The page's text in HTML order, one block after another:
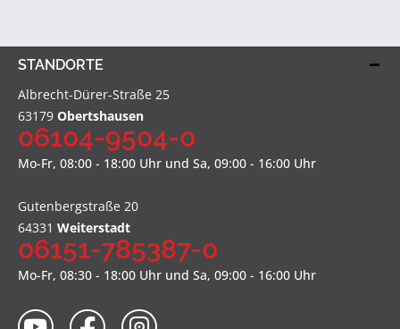
STANDORTE
Albrecht-Dürer-Straße 25
63179 Obertshausen
06104-9504-0
Mo-Fr, 08:00 - 18:00 Uhr und Sa, 09:00 - 16:00 Uhr
Gutenbergstraße 20
64331 Weiterstadt
06151-785387-0
Mo-Fr, 08:30 - 18:00 Uhr und Sa, 09:00 - 16:00 Uhr